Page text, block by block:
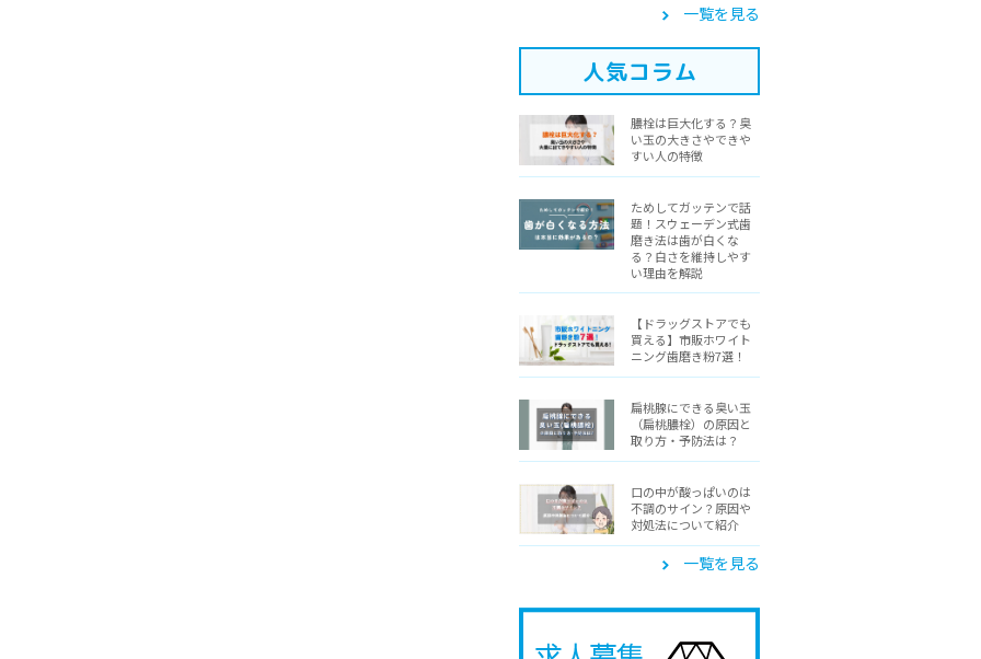
一覧を見る
人気コラム
膿栓は巨大化する？臭
い玉の大きさやできや
すい人の特徴
ためしてガッテンで話
題！スウェーデン式歯
磨き法は歯が白くな
る？白さを維持しやす
い理由を解説
【ドラッグストアでも
買える】市販ホワイト
ニング歯磨き粉7選！
扁桃腺にできる臭い玉
（扁桃膿栓）の原因と
取り方・予防法は？
口の中が酸っぱいのは
不調のサイン？原因や
対処法について紹介
一覧を見る